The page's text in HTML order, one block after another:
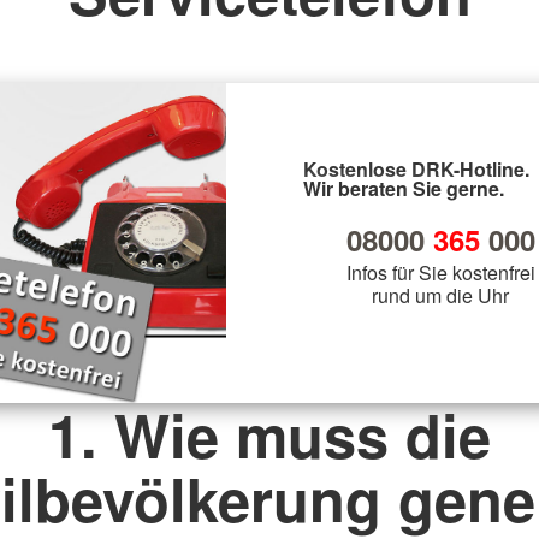
Kostenlose DRK-Hotline.
Wir beraten Sie gerne.
08000 365000
Infos für Sie kostenfrei
rund um die Uhr
1. Wie muss die